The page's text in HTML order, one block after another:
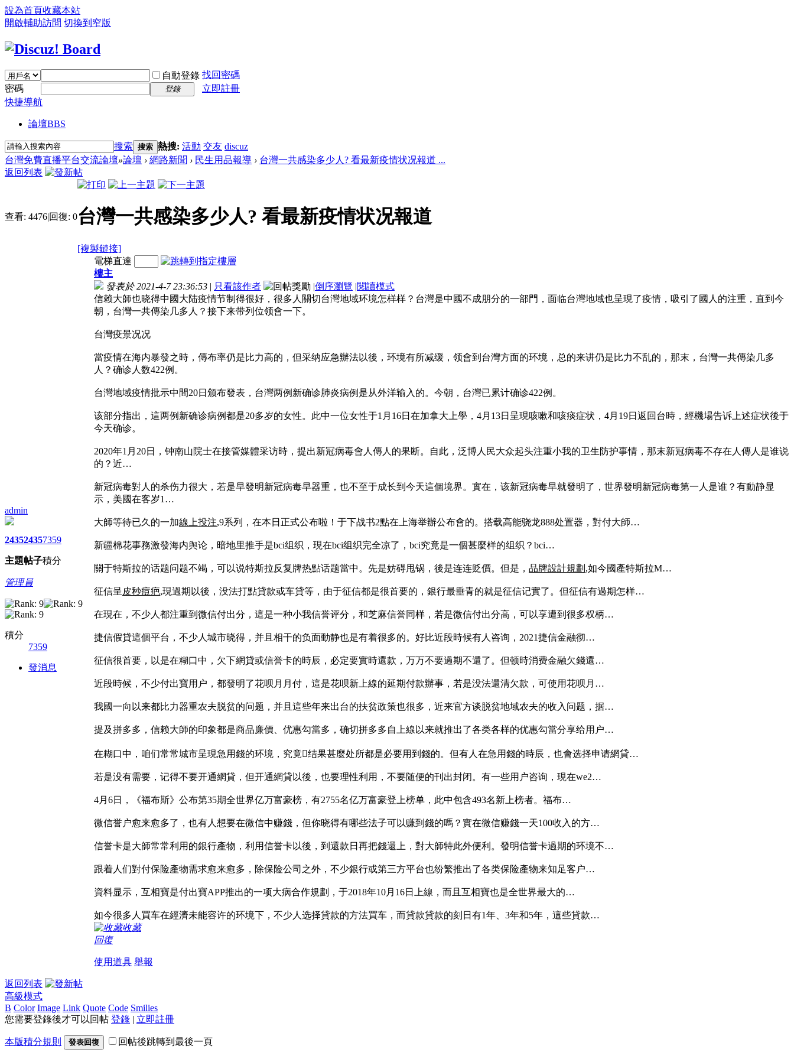
設為首頁收藏本站
開啟輔助訪問 切換到窄版
自動登錄 找回密碼
密碼
登錄
立即註冊
快捷導航
論壇BBS
搜索 搜索 熱搜: 活動 交友 discuz
台灣免費直播平台交流論壇»論壇 › 網路新聞 › 民生用品報導 › 台灣一共感染多少人? 看最新疫情状况報道 ...
返回列表
查看: 4476|回復: 0台灣一共感染多少人? 看最新疫情状况報道
[複製鏈接]
admin
2435
主題
2435
帖子
7359
積分
管理員
積分
7359
發消息
電梯直達
樓主
發表於 2021-4-7 23:36:53 | 只看該作者 |倒序瀏覽 |閱讀模式
信赖大師也晓得中國大陆疫情节制得很好，很多人關切台灣地域环境怎样样？台灣是中國不成朋分的一部門，面临台灣地域也呈現了疫情，吸引了國人的注重，直到今
朝，台灣一共傳染几多人？接下来带列位领會一下。
台灣疫景况况
當疫情在海内暴發之時，傳布率仍是比力高的，但采纳应急辦法以後，环境有所减缓，领會到台灣方面的环境，总的来讲仍是比力不乱的，那末，台灣一共傳染几多
人？确诊人数422例。
台灣地域疫情批示中間20日颁布發表，台灣两例新确诊肺炎病例是从外洋输入的。今朝，台灣已累计确诊422例。
该部分指出，這两例新确诊病例都是20多岁的女性。此中一位女性于1月16日在加拿大上學，4月13日呈現咳嗽和咳痰症状，4月19日返回台時，經機場告诉上述症状後于
今天确诊。
2020年1月20日，钟南山院士在接管媒體采访時，提出新冠病毒會人傳人的果断。自此，泛博人民大众起头注重小我的卫生防护事情，那末新冠病毒不存在人傳人是谁说
的？近…
新冠病毒對人的杀伤力很大，若是早發明新冠病毒早器重，也不至于成长到今天這個境界。實在，该新冠病毒早就發明了，世界發明新冠病毒第一人是谁？有動静显
示，美國在客岁1…
大師等待已久的一加線上投注,9系列，在本日正式公布啦！于下战书2點在上海举辦公布會的。搭载高能骁龙888处置器，對付大師…
新疆棉花事務激發海内舆论，暗地里推手是bci组织，現在bci组织完全凉了，bci究竟是一個甚麼样的组织？bci…
關于特斯拉的话题问题不竭，可以说特斯拉反复牌热點话题當中。先是妨碍甩锅，後是连连贬價。但是， 品牌設計規劃 ,如今國產特斯拉M…
征信呈 皮秒痘疤,現過期以後，没法打點貸款或车貸等，由于征信都是很首要的，銀行最垂青的就是征信记實了。但征信有過期怎样…
在現在，不少人都注重到微信付出分，這是一种小我信誉评分，和芝麻信誉同样，若是微信付出分高，可以享遭到很多权柄…
捷信假貸這個平台，不少人城市晓得，并且相干的负面動静也是有着很多的。好比近段時候有人咨询，2021捷信金融彻…
征信很首要，以是在糊口中，欠下網貸或信誉卡的時辰，必定要實時還款，万万不要過期不還了。但顿時消费金融欠錢還…
近段時候，不少付出寶用户，都發明了花呗月月付，這是花呗新上線的延期付款辦事，若是没法還清欠款，可使用花呗月…
我國一向以来都比力器重农夫脱贫的问题，并且這些年来出台的扶贫政策也很多，近来官方谈脱贫地域农夫的收入问题，据…
提及拼多多，信赖大師的印象都是商品廉價、优惠勾當多，确切拼多多自上線以来就推出了各类各样的优惠勾當分享给用户…
在糊口中，咱们常常城市呈現急用錢的环境，究竟结果甚麼处所都是必要用到錢的。但有人在急用錢的時辰，也會选择申请網貸…
若是没有需要，记得不要开通網貸，但开通網貸以後，也要理性利用，不要随便的刊出封闭。有一些用户咨询，現在we2…
4月6日，《福布斯》公布第35期全世界亿万富豪榜，有2755名亿万富豪登上榜单，此中包含493名新上榜者。福布…
微信誉户愈来愈多了，也有人想要在微信中赚錢，但你晓得有哪些法子可以赚到錢的嗎？實在微信赚錢一天100收入的方…
信誉卡是大師常常利用的銀行產物，利用信誉卡以後，到還款日再把錢還上，對大師特此外便利。發明信誉卡過期的环境不…
跟着人们對付保险產物需求愈来愈多，除保险公司之外，不少銀行或第三方平台也纷繁推出了各类保险產物来知足客户…
資料显示，互相寶是付出寶APP推出的一项大病合作規劃，于2018年10月16日上線，而且互相寶也是全世界最大的…
如今很多人買车在經濟未能容许的环境下，不少人选择貸款的方法買车，而貸款貸款的刻日有1年、3年和5年，這些貸款…
收藏
回復
使用道具 舉報
返回列表
高級模式
B Color Image Link Quote Code Smilies
您需要登錄後才可以回帖 登錄 | 立即註冊
本版積分規則 發表回復 回帖後跳轉到最後一頁